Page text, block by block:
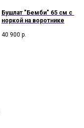
Бушлат "Бемби" 65 см с
норкой на воротнике
40 900 р.